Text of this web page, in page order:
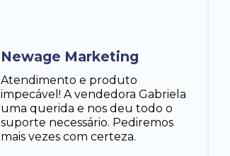
Atendimento e produto
impecável! A vendedora Gabriela
uma querida e nos deu todo o
suporte necessário. Pediremos
mais vezes com certeza.
Newage Marketing